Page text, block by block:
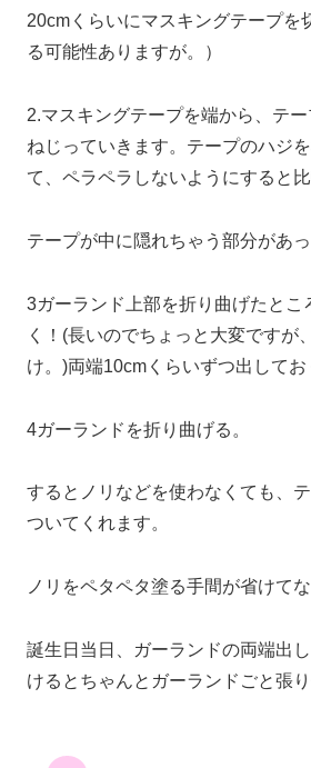
20cmくらいにマスキングテープを
る可能性ありますが。）
2.マスキングテープを端から、テ
ねじっていきます。テープのハジ
て、ペラペラしないようにすると比
テープが中に隠れちゃう部分があ
3ガーランド上部を折り曲げたとこ
く！(長いのでちょっと大変ですが
け。)両端10cmくらいずつ出してお
4ガーランドを折り曲げる。
するとノリなどを使わなくても、
ついてくれます。
ノリをペタペタ塗る手間が省けて
誕生日当日、ガーランドの両端出
けるとちゃんとガーランドごと張